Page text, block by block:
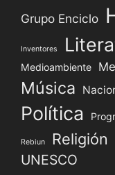
Grupo Enciclo
Inventores
Medioambiente
Música
Política
Rebiun Religión
UNESCO